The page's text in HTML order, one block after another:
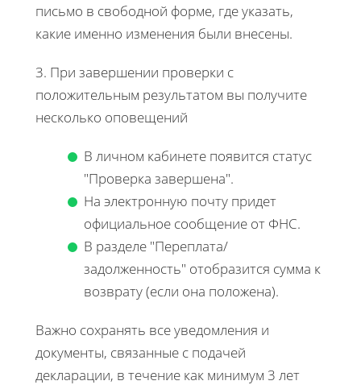
письмо в свободной форме, где указать,
какие именно изменения были внесены.
3. При завершении проверки с
положительным результатом вы получите
несколько оповещений
В личном кабинете появится статус
"Проверка завершена".
На электронную почту придет
официальное сообщение от ФНС.
В разделе "Переплата/
задолженность" отобразится сумма к
возврату (если она положена).
Важно сохранять все уведомления и
документы, связанные с подачей
декларации, в течение как минимум 3 лет